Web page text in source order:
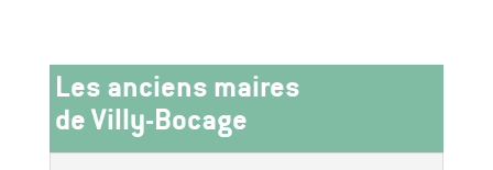
Les anciens maires
de Villy-Bocage